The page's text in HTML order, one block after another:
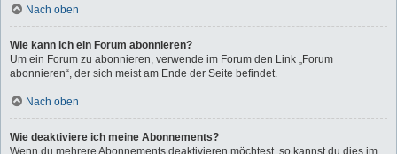
Nach oben
Wie kann ich ein Forum abonnieren?
Um ein Forum zu abonnieren, verwende im Forum den Link „Forum
abonnieren“, der sich meist am Ende der Seite befindet.
Nach oben
Wie deaktiviere ich meine Abonnements?
Wenn du mehrere Abonnements deaktivieren möchtest, so kannst du dies im